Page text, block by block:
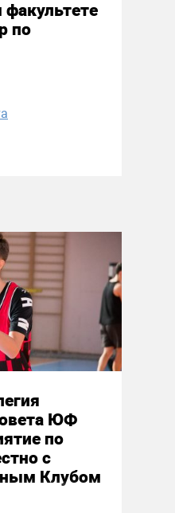
по
ЮФ
по
с
Клубом